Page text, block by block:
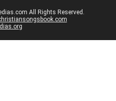
All Rights Reserved.